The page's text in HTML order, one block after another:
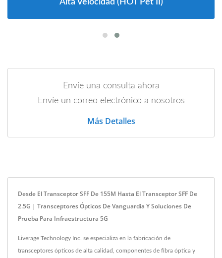
Alta Velocidad (HOT Pet II)
Envíe una consulta ahora
Envíe un correo electrónico a nosotros
Más Detalles
Desde El Transceptor SFF De 155M Hasta El Transceptor SFF De
2.5G | Transceptores Ópticos De Vanguardia Y Soluciones De
Prueba Para Infraestructura 5G
Liverage Technology Inc. se especializa en la fabricación de
transceptores ópticos de alta calidad, componentes de fibra óptica y